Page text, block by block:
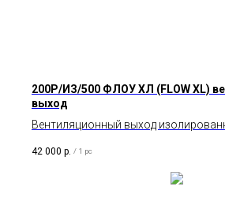
200P/ИЗ/500 ФЛОУ ХЛ (FLOW XL)
выход
Вентиляционный выход
42 000 р. / 1 pc